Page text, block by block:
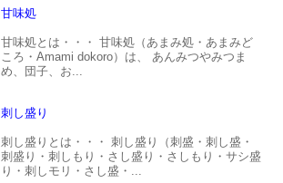
甘味処
甘味処とは・・・ 甘味処（あまみ処・あまみど
ころ・Amami dokoro）は、 あんみつやみつま
め、団子、お...
刺し盛り
刺し盛りとは・・・ 刺し盛り（刺盛・刺し盛・
刺盛り・刺しもり・さし盛り・さしもり・サシ盛
り・刺しモリ・さし盛・...